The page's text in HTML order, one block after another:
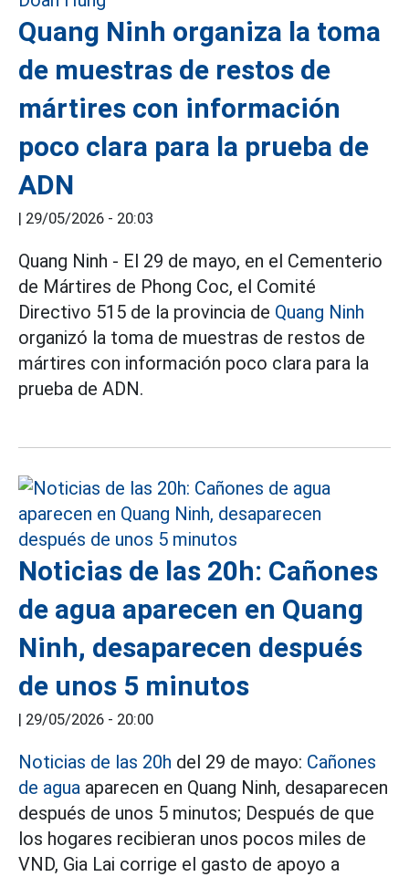
Quang Ninh organiza la toma
de muestras de restos de
mártires con información
poco clara para la prueba de
ADN
29/05/2026 - 20:03
Quang Ninh - El 29 de mayo, en el Cementerio
de Mártires de Phong Coc, el Comité
Directivo 515 de la provincia de Quang Ninh
organizó la toma de muestras de restos de
mártires con información poco clara para la
prueba de ADN.
Noticias de las 20h: Cañones
de agua aparecen en Quang
Ninh, desaparecen después
de unos 5 minutos
29/05/2026 - 20:00
Noticias de las 20h del 29 de mayo: Cañones
de agua aparecen en Quang Ninh, desaparecen
después de unos 5 minutos; Después de que
los hogares recibieran unos pocos miles de
VND, Gia Lai corrige el gasto de apoyo a